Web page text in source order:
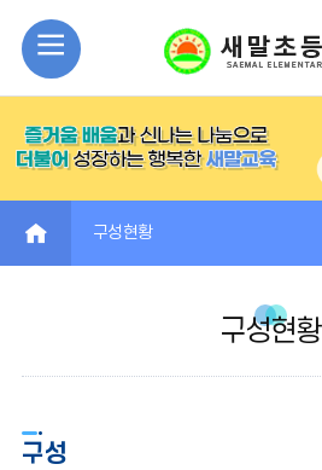
모
바
일
메
뉴
HOME 구성현황
구성현황
구성